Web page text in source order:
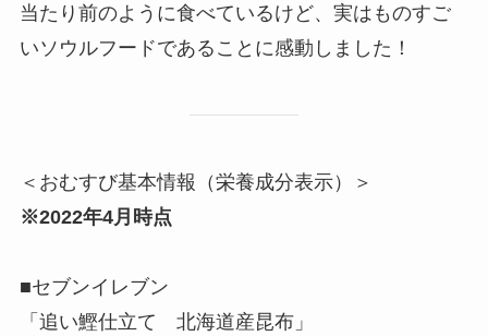
当たり前のように食べているけど、実はものすご
いソウルフードであることに感動しました！
＜おむすび基本情報（栄養成分表示）＞
※2022年4月時点
■セブンイレブン
「追い鰹仕立て 北海道産昆布」